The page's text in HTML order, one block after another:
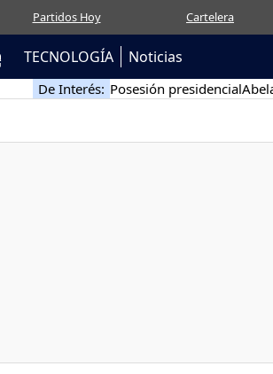
Partidos Hoy Cartelera
TECNOLOGÍA Noticias
De Interés: Posesión presidencial